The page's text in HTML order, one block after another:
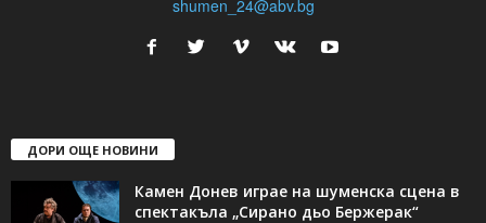
shumen_24@abv.bg
ДОРИ ОЩЕ НОВИНИ
Камен Донев играе на шуменска сцена в
спектакъла „Сирано дьо Бержерак“